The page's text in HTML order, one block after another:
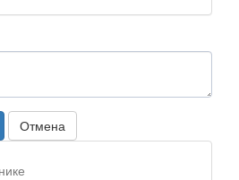
Отмена